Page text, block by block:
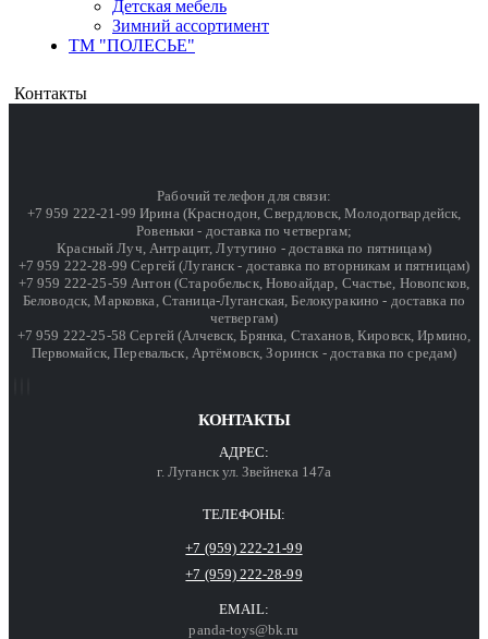
Детская мебель
Зимний ассортимент
ТМ "ПОЛЕСЬЕ"
Контакты
Рабочий телефон для связи:
+7 959 222-21-99 Ирина (Краснодон, Свердловск, Молодогвардейск,
Ровеньки - доставка по четвергам;
Красный Луч, Антрацит, Лутугино - доставка по пятницам)
+7 959 222-28-99 Сергей (Луганск - доставка по вторникам и пятницам)
+7 959 222-25-59 Антон (Старобельск, Новоайдар, Счастье, Новопсков,
Беловодск, Марковка, Станица-Луганская, Белокуракино - доставка по
четвергам)
+7 959 222-25-58 Сергей (Алчевск, Брянка, Стаханов, Кировск, Ирмино,
Первомайск, Перевальск, Артёмовск, Зоринск - доставка по средам)
КОНТАКТЫ
АДРЕС:
г. Луганск ул. Звейнека 147а
ТЕЛЕФОНЫ:
+7 (959) 222-21-99
+7 (959) 222-28-99
EMAIL:
panda-toys@bk.ru